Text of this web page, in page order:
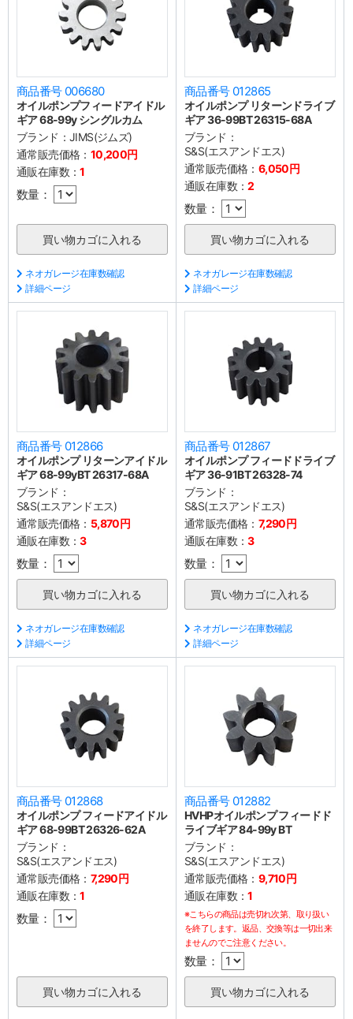
商品番号 006680
オイルポンプフィードアイドル
ギア 68-99y シングルカム
ブランド： JIMS(ジムズ)
通常販売価格： 10,200円
通販在庫数：1
数量：
ネオガレージ在庫数確認
詳細ページ
商品番号 012865
オイルポンプ リターンドライブ
ギア 36-99BT 26315-68A
ブランド：
S&S(エスアンドエス)
通常販売価格： 6,050円
通販在庫数：2
数量：
ネオガレージ在庫数確認
詳細ページ
商品番号 012866
オイルポンプ リターンアイドル
ギア 68-99yBT 26317-68A
ブランド：
S&S(エスアンドエス)
通常販売価格： 5,870円
通販在庫数：3
数量：
ネオガレージ在庫数確認
詳細ページ
商品番号 012867
オイルポンプ フィードドライブ
ギア 36-91BT 26328-74
ブランド：
S&S(エスアンドエス)
通常販売価格： 7,290円
通販在庫数：3
数量：
ネオガレージ在庫数確認
詳細ページ
商品番号 012868
オイルポンプ フィードアイドル
ギア 68-99BT 26326-62A
ブランド：
S&S(エスアンドエス)
通常販売価格： 7,290円
通販在庫数：1
数量：
商品番号 012882
HVHPオイルポンプ フィードド
ライブギア 84-99y BT
ブランド：
S&S(エスアンドエス)
通常販売価格： 9,710円
通販在庫数：1
※こちらの商品は売切れ次第、取り扱い
を終了します。返品、交換等は一切出来
ませんのでご注意ください。
数量：